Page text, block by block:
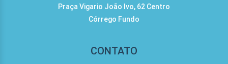
Praça Vigario João Ivo, 62 Centro
Córrego Fundo
CONTATO